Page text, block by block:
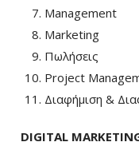
Management
Marketing
Πωλήσεις
Project
Διαφήμιση &
DIGITAL